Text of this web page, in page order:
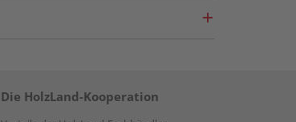
Die HolzLand-Kooperation